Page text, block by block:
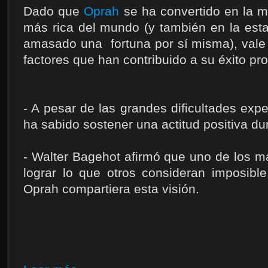
Dado que Oprah se ha convertido en la
más rica del mundo (y también en la
amasado una fortuna por sí misma),
factores que han contribuido a su éxito
- A pesar de las grandes dificultades
ha sabido sostener una actitud positiva
- Walter Bagehot afirmó que uno de los
lograr lo que otros consideran
Oprah compartiera esta visión.